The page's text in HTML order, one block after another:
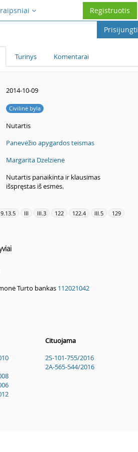
Registruotis
Prisijungti
Turinys Komentarai
2014-10-09
Civilinė byla
Nutartis
Panevėžio apygardos teismas
Margarita Dzelzienė
Nutartis panaikinta ir klausimas
išspręstas iš esmės.
9.13.5 III III.3 122 122.4 III.5
129
Turto bankas 112021042
Cituojama
2S-101-755/2016
2A-565-544/2016